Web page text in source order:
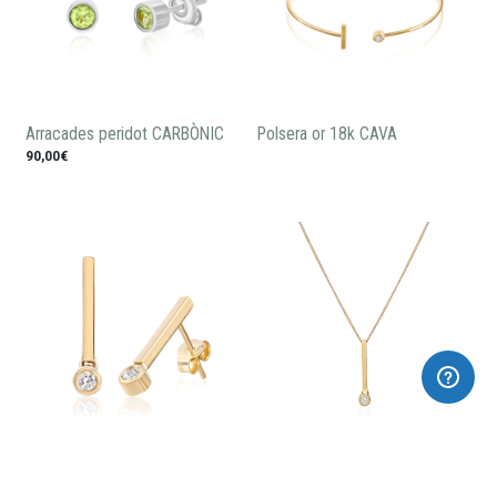
Arracades peridot CARBÒNIC
90,00€
Polsera or 18k CAVA